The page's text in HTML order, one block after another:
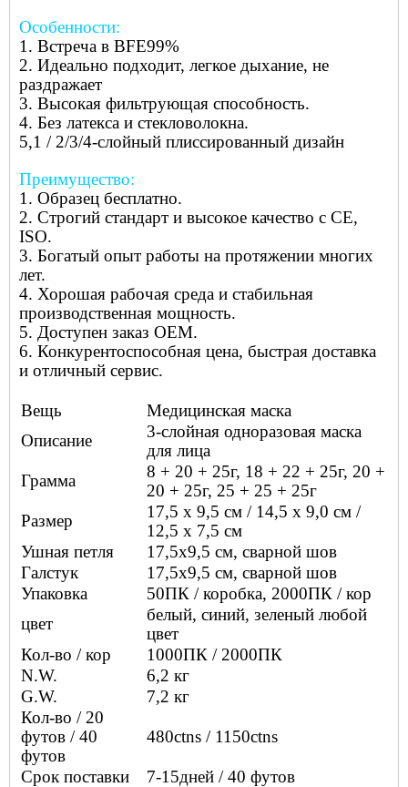
Особенности:
1. Встреча в BFE99%
2. Идеально подходит, легкое дыхание, не
раздражает
3. Высокая фильтрующая способность.
4. Без латекса и стекловолокна.
5,1 / 2/3/4-слойный плиссированный дизайн
Преимущество:
1. Образец бесплатно.
2. Строгий стандарт и высокое качество с CE,
ISO.
3. Богатый опыт работы на протяжении многих
лет.
4. Хорошая рабочая среда и стабильная
производственная мощность.
5. Доступен заказ OEM.
6. Конкурентоспособная цена, быстрая доставка
и отличный сервис.
Вещь
Медицинская маска
Описание
3-слойная одноразовая маска
для лица
Грамма
8 + 20 + 25г, 18 + 22 + 25г, 20 +
20 + 25г, 25 + 25 + 25г
Размер
17,5 х 9,5 см / 14,5 х 9,0 см /
12,5 х 7,5 см
Ушная петля
17,5x9,5 см, сварной шов
Галстук
17,5x9,5 см, сварной шов
Упаковка
50ПК / коробка, 2000ПК / кор
цвет
белый, синий, зеленый любой
цвет
Кол-во / кор
1000ПК / 2000ПК
N.W.
6,2 кг
G.W.
7,2 кг
Кол-во / 20
футов / 40
футов
480ctns / 1150ctns
Срок поставки 7-15дней / 40 футов